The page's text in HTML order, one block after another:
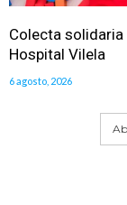
Colecta solidaria
Hospital Vilela
6 agosto, 2026